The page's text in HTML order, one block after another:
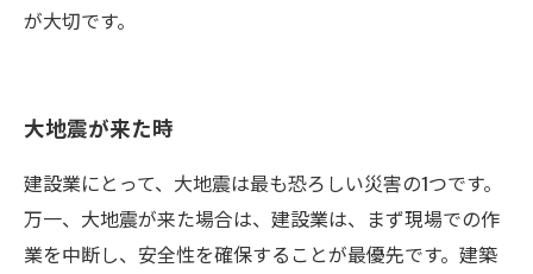
が大切です。
大地震が来た時
建設業にとって、大地震は最も恐ろしい災害の1つです。
万一、大地震が来た場合は、建設業は、まず現場での作
業を中断し、安全性を確保することが最優先です。建築